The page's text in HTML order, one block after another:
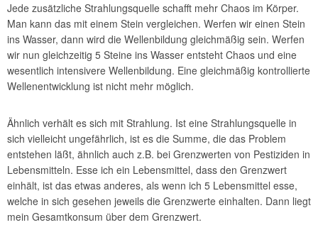
Jede zusätzliche Strahlungsquelle schafft mehr Chaos im Körper.
Man kann das mit einem Stein vergleichen. Werfen wir einen Stein
ins Wasser, dann wird die Wellenbildung gleichmäßig sein. Werfen
wir nun gleichzeitig 5 Steine ins Wasser entsteht Chaos und eine
wesentlich intensivere Wellenbildung. Eine gleichmäßig kontrollierte
Wellenentwicklung ist nicht mehr möglich.
Ähnlich verhält es sich mit Strahlung. Ist eine Strahlungsquelle in
sich vielleicht ungefährlich, ist es die Summe, die das Problem
entstehen läßt, ähnlich auch z.B. bei Grenzwerten von Pestiziden in
Lebensmitteln. Esse ich ein Lebensmittel, dass den Grenzwert
einhält, ist das etwas anderes, als wenn ich 5 Lebensmittel esse,
welche in sich gesehen jeweils die Grenzwerte einhalten. Dann liegt
mein Gesamtkonsum über dem Grenzwert.